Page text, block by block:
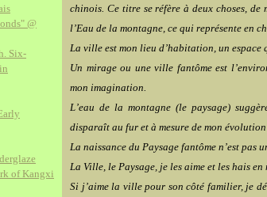
@
Six-
of Kangxi
chinois. Ce titre se réfère à deux choses,
l’Eau de la montagne, ce qui représente en
La ville est mon lieu d’habitation, un espace
Un mirage ou une ville fantôme est
mon imagination.
L’eau de la montagne (le paysage)
disparaît au fur et à mesure de mon
La naissance du Paysage fantôme n’est pas
La Ville, le Paysage, je les aime et les hais en
Si j’aime la ville pour son côté familier, je